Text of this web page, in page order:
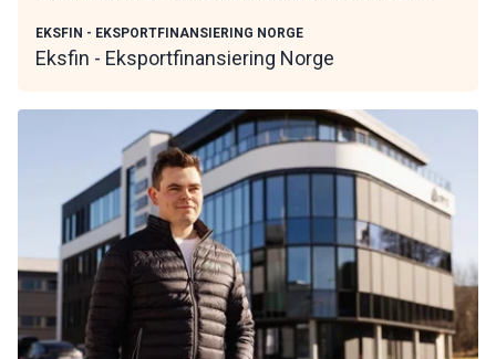
EKSFIN - EKSPORTFINANSIERING NORGE
Eksfin - Eksportfinansiering Norge